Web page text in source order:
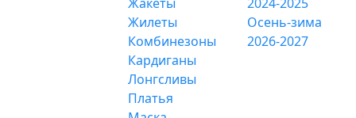
Жилеты
Комбинезоны
Кардиганы
Лонгсливы
Платья
Осень-зима
2026-2027